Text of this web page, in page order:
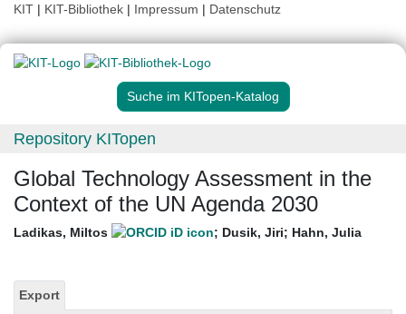
KIT | KIT-Bibliothek | Impressum | Datenschutz
Suche im KITopen-Katalog
Repository KITopen
Global Technology Assessment in the
Context of the UN Agenda 2030
Ladikas, Miltos ; Dusik, Jiri; Hahn, Julia
Export